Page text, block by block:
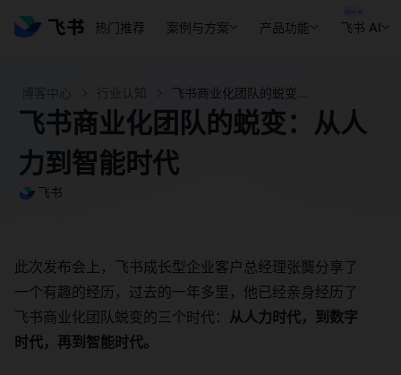
热门推荐 案例与方案 产品功能 飞书 AI
飞书商业化团队的蜕变：从人
力到智能时代
飞书
此次发布会上，飞书成长型企业客户总经理张龑分享了
一个有趣的经历，过去的一年多里，他已经亲身经历了
飞书商业化团队蜕变的三个时代： 从人力时代，到数字
时代，再到智能时代。